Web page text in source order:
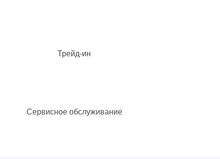
Трейд-ин
Сервисное обслуживание